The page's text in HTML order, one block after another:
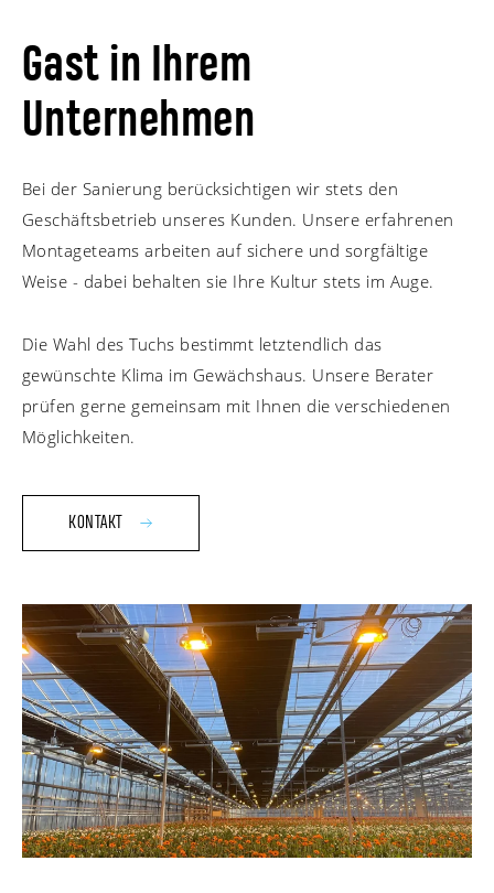
Gast in Ihrem
Unternehmen
Bei der Sanierung berücksichtigen wir stets den
Geschäftsbetrieb unseres Kunden. Unsere erfahrenen
Montageteams arbeiten auf sichere und sorgfältige
Weise - dabei behalten sie Ihre Kultur stets im Auge.
Die Wahl des Tuchs bestimmt letztendlich das
gewünschte Klima im Gewächshaus. Unsere Berater
prüfen gerne gemeinsam mit Ihnen die verschiedenen
Möglichkeiten.
KONTAKT